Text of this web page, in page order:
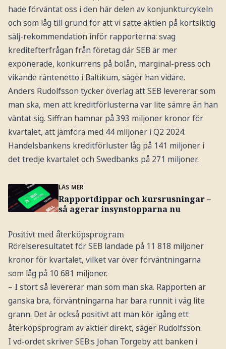
hade förväntat oss i den här delen av konjunkturcykeln
och som låg till grund för att vi satte aktien på kortsiktig
sälj-rekommendation inför rapporterna: svag
kreditefterfrågan från företag där SEB är mer
exponerade, konkurrens på bolån, marginal-press och
vikande räntenetto i Baltikum, säger han vidare.
Anders Rudolfsson tycker överlag att SEB levererar som
man ska, men att kreditförlusterna var lite sämre än han
väntat sig. Siffran hamnar på 393 miljoner kronor för
kvartalet, att jämföra med 44 miljoner i Q2 2024.
Handelsbankens kreditförluster låg på 141 miljoner i
det tredje kvartalet och Swedbanks på 271 miljoner.
LÄS MER
Rapportdippar och kursrusningar –
så agerar insynstopparna nu
Positivt med återköpsprogram
Rörelseresultatet för SEB landade på 11 818 miljoner
kronor för kvartalet, vilket var över förväntningarna
som låg på 10 681 miljoner.
– I stort så levererar man som man ska. Rapporten är
ganska bra, förväntningarna har bara runnit i väg lite
grann. Det är också positivt att man kör igång ett
återköpsprogram av aktier direkt, säger Rudolfsson.
I vd-ordet skriver SEB:s Johan Torgeby att banken i